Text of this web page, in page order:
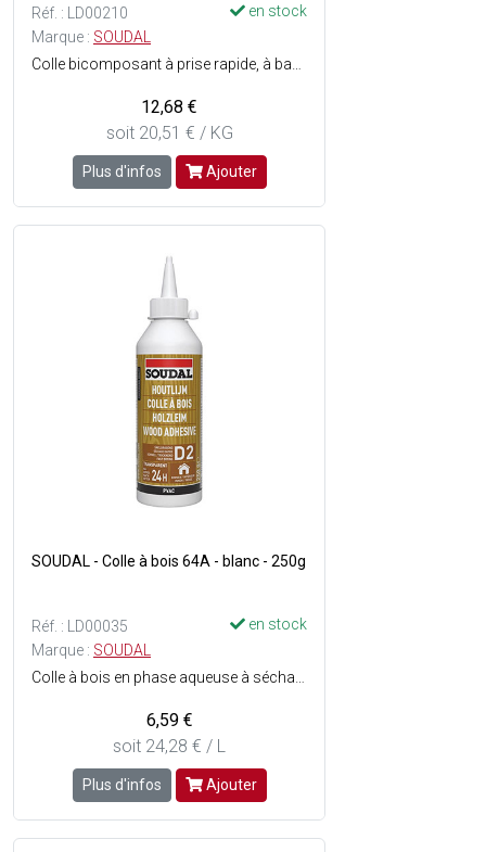
Réf. : LD00210
en stock
Marque : SOUDAL
12,68 €
soit 20,51 € / KG
Plus d'infos Ajouter
SOUDAL - Colle à bois 64A - blanc - 250g
Réf. : LD00035
en stock
Marque : SOUDAL
6,59 €
soit 24,28 € / L
Plus d'infos Ajouter